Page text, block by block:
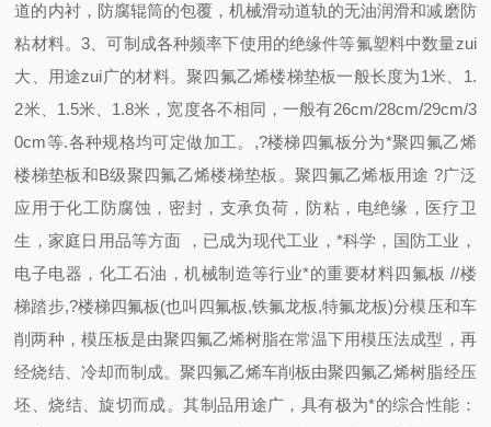
道的内衬，防腐辊筒的包覆，机械滑动道轨的无油润滑和减磨防
粘材料。3、可制成各种频率下使用的绝缘件等氟塑料中数量zui
大、用途zui广的材料。聚四氟乙烯楼梯垫板一般长度为1米、1.
2米、1.5米、1.8米，宽度各不相同，一般有26cm/28cm/29cm/3
0cm等.各种规格均可定做加工。,?楼梯四氟板分为*聚四氟乙烯
楼梯垫板和B级聚四氟乙烯楼梯垫板。聚四氟乙烯板用途 ?广泛
应用于化工防腐蚀，密封，支承负荷，防粘，电绝缘，医疗卫
生，家庭日用品等方面 ，已成为现代工业，*科学，国防工业，
电子电器，化工石油，机械制造等行业*的重要材料四氟板 //楼
梯踏步,?楼梯四氟板(也叫四氟板,铁氟龙板,特氟龙板)分模压和车
削两种，模压板是由聚四氟乙烯树脂在常温下用模压法成型，再
经烧结、冷却而制成。聚四氟乙烯车削板由聚四氟乙烯树脂经压
坯、烧结、旋切而成。其制品用途广，具有极为*的综合性能：